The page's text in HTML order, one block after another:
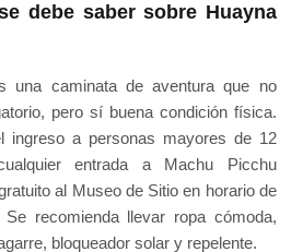
debe saber sobre Huayna
una caminata de aventura que no
pero sí buena condición física.
ingreso a personas mayores de 12
entrada a Machu Picchu
al Museo de Sitio en horario de
recomienda llevar ropa cómoda,
bloqueador solar y repelente.